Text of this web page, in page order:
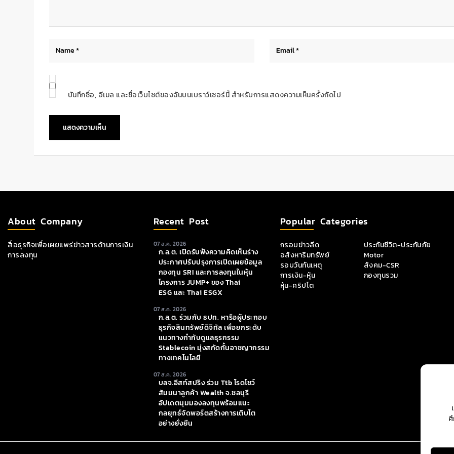
บันทึกชื่อ, อีเมล และชื่อเว็บไซต์ของฉันบนเบราว์เซอร์นี้ สำหรับการแสดงความเห็นครั้งถัดไป
About Company
สื่อธุรกิจเพื่อเผยแพร่ข่าวสารด้านการเงิน
การลงทุน
Recent Post
07 ส.ค. 2026
ก.ล.ต. เปิดรับฟังความคิดเห็นร่าง
ประกาศปรับปรุงการเปิดเผยข้อมูล
กองทุน SRI และการลงทุนในหุ้น
โครงการ JUMP+ ของ Thai
ESG และ Thai ESGX
07 ส.ค. 2026
ก.ล.ต. ร่วมกับ ธปท. หารือผู้ประกอบ
ธุรกิจสินทรัพย์ดิจิทัล เพื่อยกระดับ
แนวทางกำกับดูแลธุรกรรม
Stablecoin มุ่งสกัดกั้นอาชญากรรม
ทางเทคโนโลยี
07 ส.ค. 2026
บลจ.อีสท์สปริง ร่วม Ttb โรดโชว์
สัมมนาลูกค้า Wealth จ.ชลบุรี
อัปเดตมุมมองลงทุนพร้อมแนะ
กลยุทธ์จัดพอร์ตสร้างการเติบโต
อย่างยั่งยืน
Popular Categories
กรอบข่าวลีด
อสังหาริมทรัพย์
รอบวันทันเหตุ
การเงิน-หุ้น
หุ้น-คริปโต
ประกันชีวิต-ประกันภัย
Motor
สังคม-CSR
กองทุนรวม